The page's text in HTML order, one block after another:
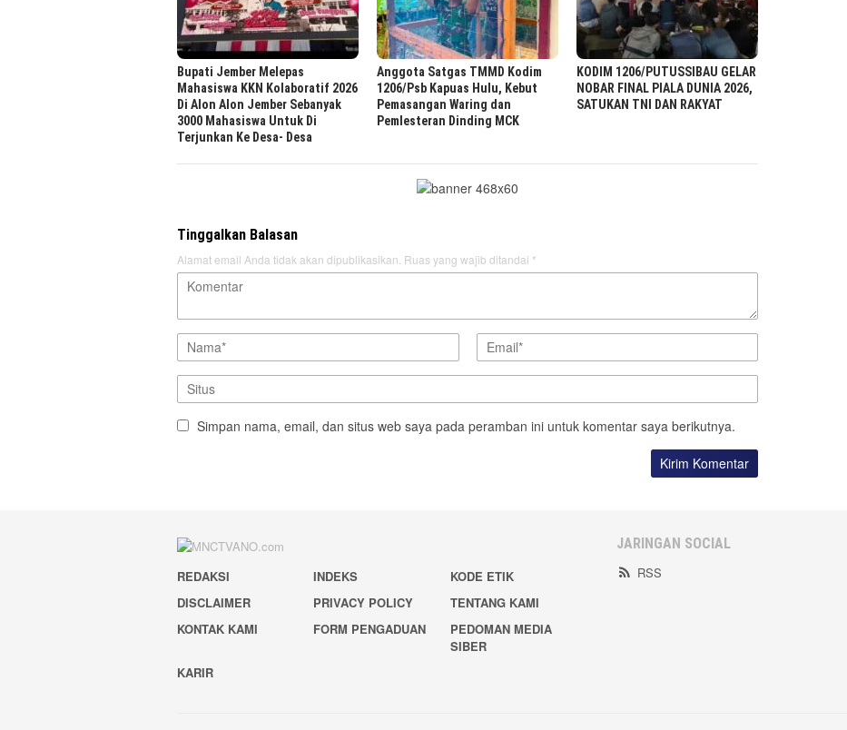
Bupati Jember Melepas
Mahasiswa KKN Kolaboratif 2026
Di Alon Alon Jember Sebanyak
3000 Mahasiswa Untuk Di
Terjunkan Ke Desa- Desa
Anggota Satgas TMMD Kodim
1206/Psb Kapuas Hulu, Kebut
Pemasangan Waring dan
Pemlesteran Dinding MCK
KODIM 1206/PUTUSSIBAU GELAR
NOBAR FINAL PIALA DUNIA 2026,
SATUKAN TNI DAN RAKYAT ‎ ‎
Tinggalkan Balasan
Alamat email Anda tidak akan dipublikasikan. Ruas yang wajib ditandai *
Simpan nama, email, dan situs web saya pada peramban ini untuk komentar saya berikutnya.
REDAKSI INDEKS
KODE ETIK
DISCLAIMER
PRIVACY POLICY
TENTANG KAMI
KONTAK KAMI
FORM PENGADUAN
PEDOMAN MEDIA
SIBER
KARIR
JARINGAN SOCIAL
RSS